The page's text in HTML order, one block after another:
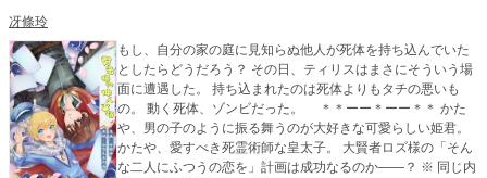
冴條玲
もし、自分の家の庭に見知らぬ他人が死体を持ち込んでいた
としたらどうだろう？ その日、ティリスはまさにそういう場
面に遭遇した。 持ち込まれたのは死体よりもタチの悪いも
の。 動く死体、ゾンビだった。 ＊＊ーー＊ーー＊＊ かた
や、男の子のように振る舞うのが大好きな可愛らしい姫君。
かたや、愛すべき死霊術師な皇太子。 大賢者ロズ様の「そん
な二人にふつうの恋を」計画は成功なるのか――？ ※ 同じ内